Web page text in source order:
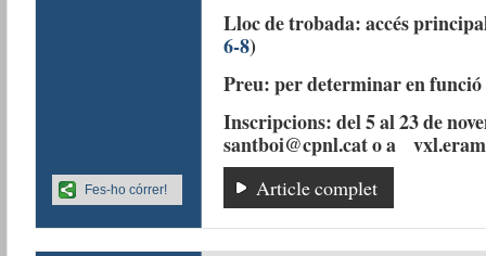
Lloc de trobada: accés
6-8)
Preu: per determinar en funció
Inscripcions: del 5 al 23 de
santboi@cpnl.cat o a
Article complet
Fes-ho córrer!